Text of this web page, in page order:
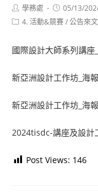
Post
author:
學務處
Post
published:
05/13/
Post4. 活動&競賽/公告來文
國際設計大師系列講座
新亞洲設計工作坊_海
新亞洲設計工作坊_海
2024tisdc-講座及設計
Post Views: 146